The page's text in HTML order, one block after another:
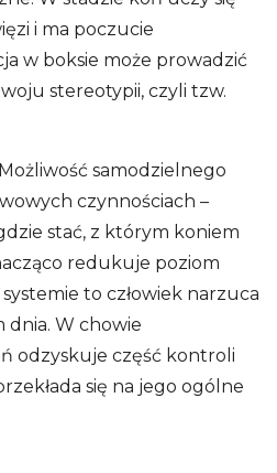
i ma poczucie
w boksie może prowadzić
stereotypii, czyli tzw.
Możliwość samodzielnego
czynnościach –
stać, z którym koniem
redukuje poziom
to człowiek narzuca
dnia. W chowie
odzyskuje część kontroli
się na jego ogólne